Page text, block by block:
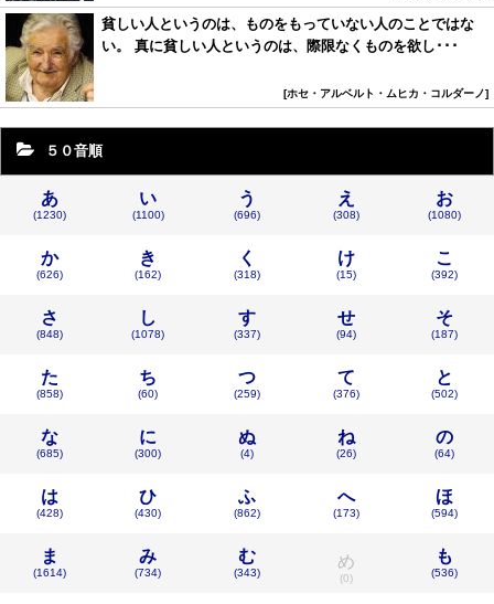
貧しい人というのは、ものをもっていない人のことではな
い。 真に貧しい人というのは、際限なくものを欲し･･･
ホセ・アルベルト・ムヒカ・コルダーノ
５０音順
あ
(1230)
い
(1100)
う
(696)
え
(308)
お
(1080)
か
(626)
き
(162)
く
(318)
け
(15)
こ
(392)
さ
(848)
し
(1078)
す
(337)
せ
(94)
そ
(187)
た
(858)
ち
(60)
つ
(259)
て
(376)
と
(502)
な
(685)
に
(300)
ぬ
(4)
ね
(26)
の
(64)
は
(428)
ひ
(430)
ふ
(862)
へ
(173)
ほ
(594)
ま
(1614)
み
(734)
む
(343)
め
(0)
も
(536)